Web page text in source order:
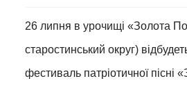
26 липня в урочищі «Золота
старостинський округ)
фестиваль патріотичної пісні